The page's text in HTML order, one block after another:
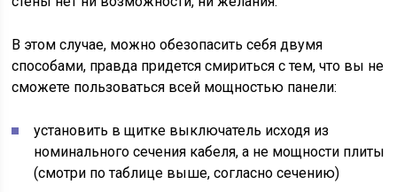
В этом случае, можно обезопасить себя двумя
способами, правда придется смириться с тем, что вы не
сможете пользоваться всей мощностью панели:
установить в щитке выключатель исходя из
номинального сечения кабеля, а не мощности плиты
(смотри по таблице выше, согласно сечению)